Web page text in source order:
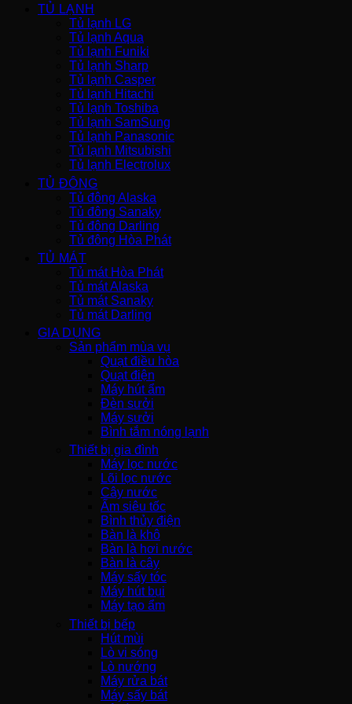
TỦ LẠNH
Tủ lạnh LG
Tủ lạnh Aqua
Tủ lạnh Funiki
Tủ lạnh Sharp
Tủ lạnh Casper
Tủ lạnh Hitachi
Tủ lạnh Toshiba
Tủ lạnh SamSung
Tủ lạnh Panasonic
Tủ lạnh Mitsubishi
Tủ lạnh Electrolux
TỦ ĐÔNG
Tủ đông Alaska
Tủ đông Sanaky
Tủ đông Darling
Tủ đông Hòa Phát
TỦ MÁT
Tủ mát Hòa Phát
Tủ mát Alaska
Tủ mát Sanaky
Tủ mát Darling
GIA DỤNG
Sản phẩm mùa vụ
Quạt điều hòa
Quạt điện
Máy hút ẩm
Đèn sưởi
Máy sưởi
Bình tắm nóng lạnh
Thiết bị gia đình
Máy lọc nước
Lõi lọc nước
Cây nước
Ấm siêu tốc
Bình thủy điện
Bàn là khô
Bàn là hơi nước
Bàn là cây
Máy sấy tóc
Máy hút bụi
Máy tạo ẩm
Thiết bị bếp
Hút mùi
Lò vi sóng
Lò nướng
Máy rửa bát
Máy sấy bát